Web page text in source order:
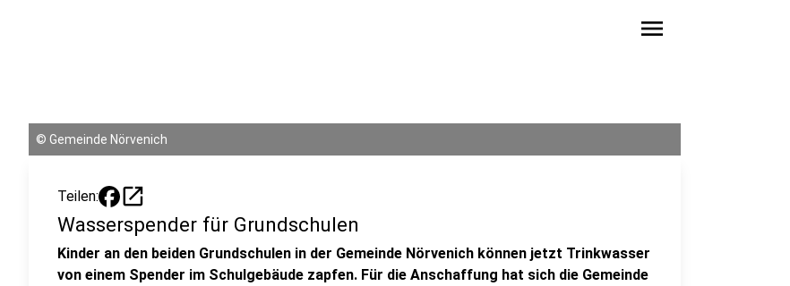
menu
© Gemeinde Nörvenich
Teilen: open_in_new
Wasserspender für Grundschulen
Kinder an den beiden Grundschulen in der Gemeinde Nörvenich können jetzt Trinkwasser
von einem Spender im Schulgebäude zapfen. Für die Anschaffung hat sich die Gemeinde